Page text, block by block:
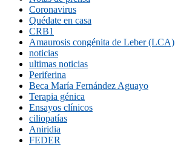
Coronavirus
Quédate en casa
CRB1
Amaurosis congénita de Leber (LCA)
noticias
ultimas noticias
Periferina
Beca María Fernández Aguayo
Terapia génica
Ensayos clínicos
ciliopatías
Aniridia
FEDER